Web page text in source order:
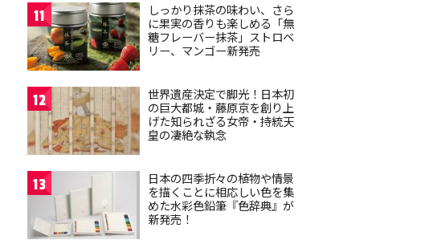
11
しっかり抹茶の味わい、さら
に果実の香りも楽しめる「無
糖フレーバー抹茶」ストロベ
リー、マンゴー新発売
12
世界遺産決定で脚光！日本初
の巨大都城・藤原京を創り上
げた知られざる女帝・持統天
皇の凄絶な執念
13
日本の四季折々の植物や情景
を描くことに相応しい色を集
めた水彩色鉛筆『色辞典』が
新発売！